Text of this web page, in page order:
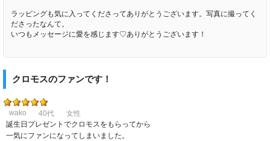
ラッピングも気に入ってくださってありがとうございます。写真に撮ってく
ださったなんて。
いつもメッセージに愛を感じます♡ありがとうございます！
クロモスのファンです！
wako 40代
女性
誕生日プレゼントでクロモスをもらってから
一気にファンになってしまいました。